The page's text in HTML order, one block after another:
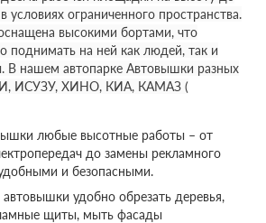
ограниченного пространства.
высокими бортами, что
поднимать на ней как людей, так и
В нашем автопарке Автовышки разных
ИСУЗУ, ХИНО, КИА, КАМАЗ (
любые высотные работы – от
до замены рекламного
и безопасными.
удобно обрезать деревья,
щиты, мыть фасады